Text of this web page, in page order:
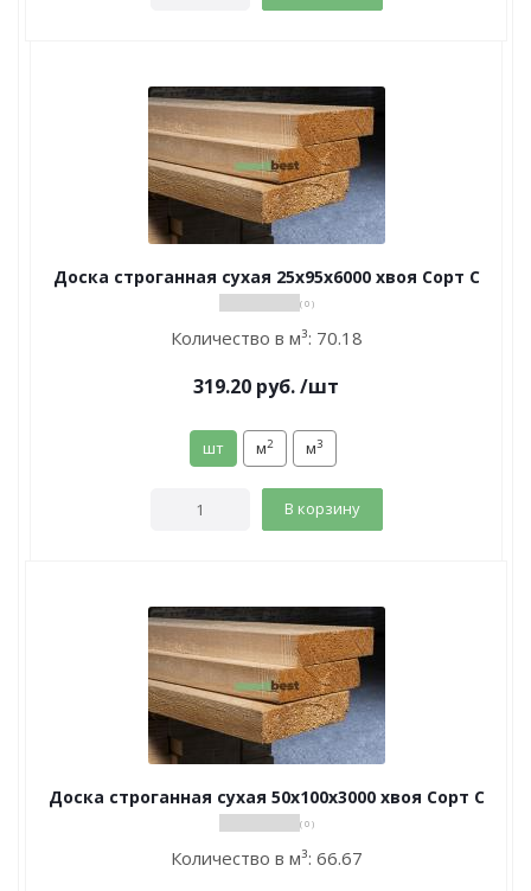
Доска строганная сухая 25х95х6000 хвоя Сорт С
( 0 )
Количество в м³: 70.18
319.20 руб./шт
шт м2 м3
В корзину
Доска строганная сухая 50х100х3000 хвоя Сорт С
( 0 )
Количество в м³: 66.67